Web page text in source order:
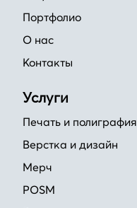
Портфолио
О нас
Контакты
Услуги
Печать и полиграфия
Верстка и дизайн
Мерч
POSM